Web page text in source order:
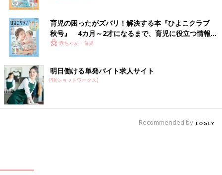
育児の困ったがズバリ！解決する本『ひよこクラブ
秋号』 4カ月～2才になるまで、育児に役立つ情報が
いっぱい！
赤ちゃん・育児
明日働ける単発バイト求人サイト
PR(ショットワークス)
Recommended by